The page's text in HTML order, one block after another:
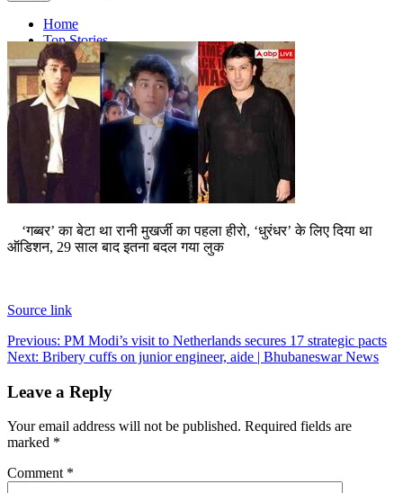
Home
Top Stories
Astroloy
Politics
Sports
Entertainment
Tech
Contact Us
Business
Odisha News
‘गब्बर’ का बेटा था रानी मुखर्जी का पहला हीरो, ‘धुरंधर’ के लिए दिया था
ऑडिशन, 29 साल बाद इतना बदल गया लुक
Source link
Post
navigation
Previous: PM Modi’s visit to Netherlands secures 17 strategic pacts
Next: Bribery cuffs on junior engineer, aide | Bhubaneswar News
Leave a Reply
Your email address will not be published. Required fields are
marked *
Comment *